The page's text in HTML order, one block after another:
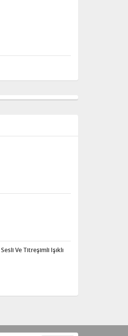
Ve Titreşimli Işıklı